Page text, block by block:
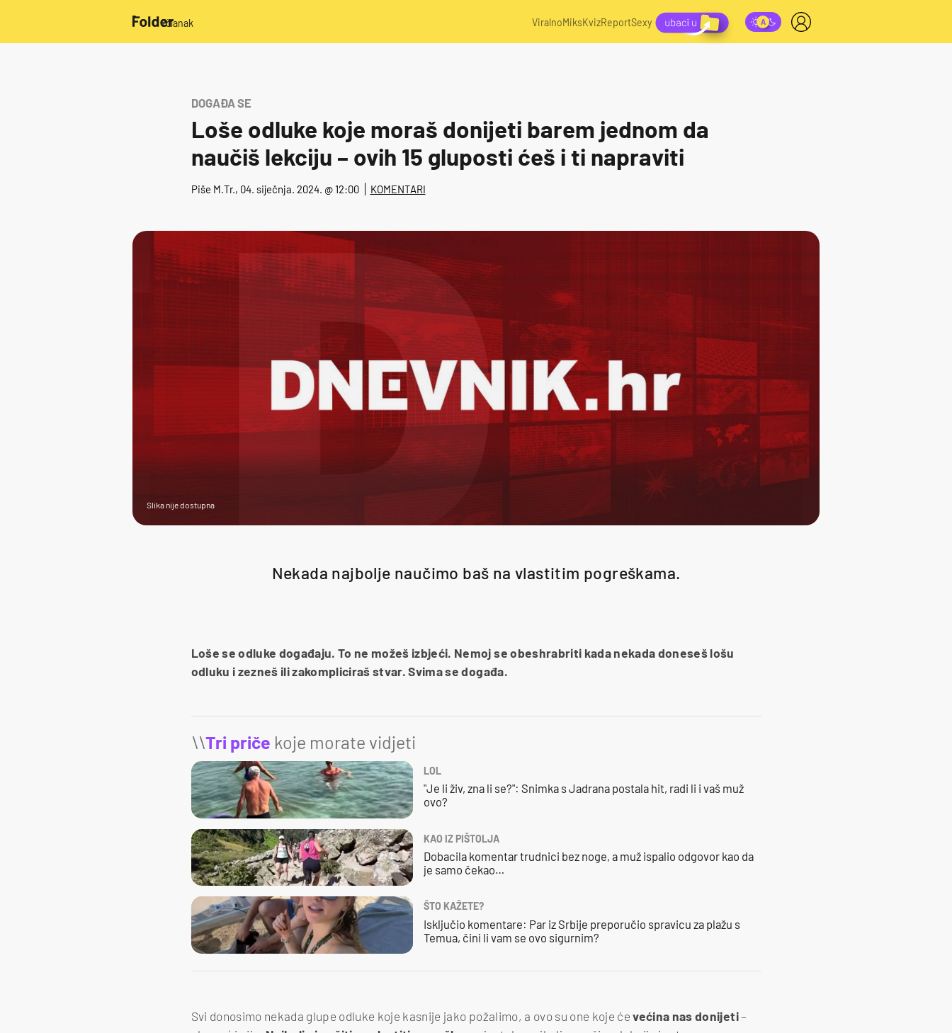
/članak ViralnoMiksKvizReportSexy
DOGAĐA SE
Loše odluke koje moraš donijeti barem jednom da
naučiš lekciju – ovih 15 gluposti ćeš i ti napraviti
Piše M.Tr., 04. siječnja. 2024. @ 12:00 KOMENTARI
Slika nije dostupna
Nekada najbolje naučimo baš na vlastitim pogreškama.
Loše se odluke događaju. To ne možeš izbjeći. Nemoj se obeshrabriti kada nekada doneseš lošu
odluku i zezneš ili zakompliciraš stvar. Svima se događa.
\\Tri priče koje morate vidjeti
LOL
"Je li živ, zna li se?": Snimka s Jadrana postala hit, radi li i vaš muž
ovo?
KAO IZ PIŠTOLJA
Dobacila komentar trudnici bez noge, a muž ispalio odgovor kao da
je samo čekao…
ŠTO KAŽETE?
Isključio komentare: Par iz Srbije preporučio spravicu za plažu s
Temua, čini li vam se ovo sigurnim?
Svi donosimo nekada glupe odluke koje kasnije jako požalimo, a ovo su one koje ćevećina nas donijeti–